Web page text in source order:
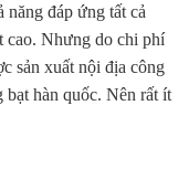
năng đáp ứng tất cả
cao. Nhưng do chi phí
sản xuất nội địa công
bạt hàn quốc. Nên rất ít